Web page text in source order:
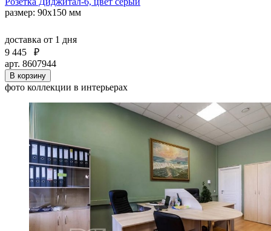
размер: 90х150 мм
доставка от 1 дня
9 445
₽
арт. 8607944
В корзину
фото коллекции в интерьерах